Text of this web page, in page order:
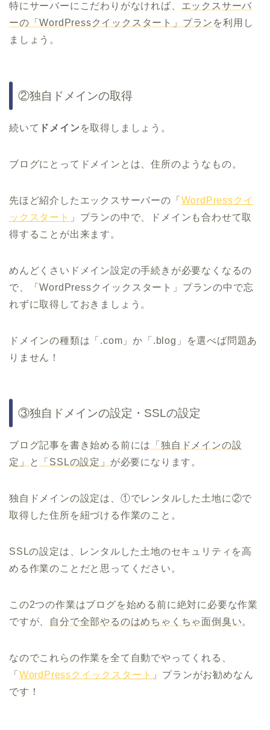
特にサーバーにこだわりがなければ、 エックスサーバ
ーの「WordPressクイックスタート」プラン を利用し
ましょう。
②独自ドメインの取得
続いて ドメインを取得しましょう。
ブログにとってドメインとは、住所のようなもの。
先ほど紹介したエックスサーバーの「 WordPressクイ
ックスタート
」プランの中で、ドメインも合わせて取
得することが出来ます。
めんどくさいドメイン設定の手続きが必要なくなるの
で、「WordPressクイックスタート」プランの中で忘
れずに取得しておきましょう。
ドメインの種類は「.com」か「.blog」を選べば問題あ
りません！
③独自ドメインの設定・SSLの設定
ブログ記事を書き始める前には
「独自ドメインの設
定」
と 「SSLの設定」 が必要になります。
独自ドメインの設定は、①でレンタルした土地に②で
取得した住所を紐づける作業のこと。
SSLの設定は、レンタルした土地のセキュリティを高
める作業のことだと思ってください。
この2つの作業はブログを始める前に絶対に必要な作業
ですが、
自分で全部やるのはめちゃくちゃ面倒臭い。
なのでこれらの作業を全て自動でやってくれる、
「 WordPressクイックスタート 」プランがお勧めなん
です！